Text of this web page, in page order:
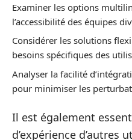
Examiner les options
l’accessibilité des équipes
Considérer les solutions
besoins spécifiques des
Analyser la facilité
pour minimiser les
Il est également
d’expérience d’autres